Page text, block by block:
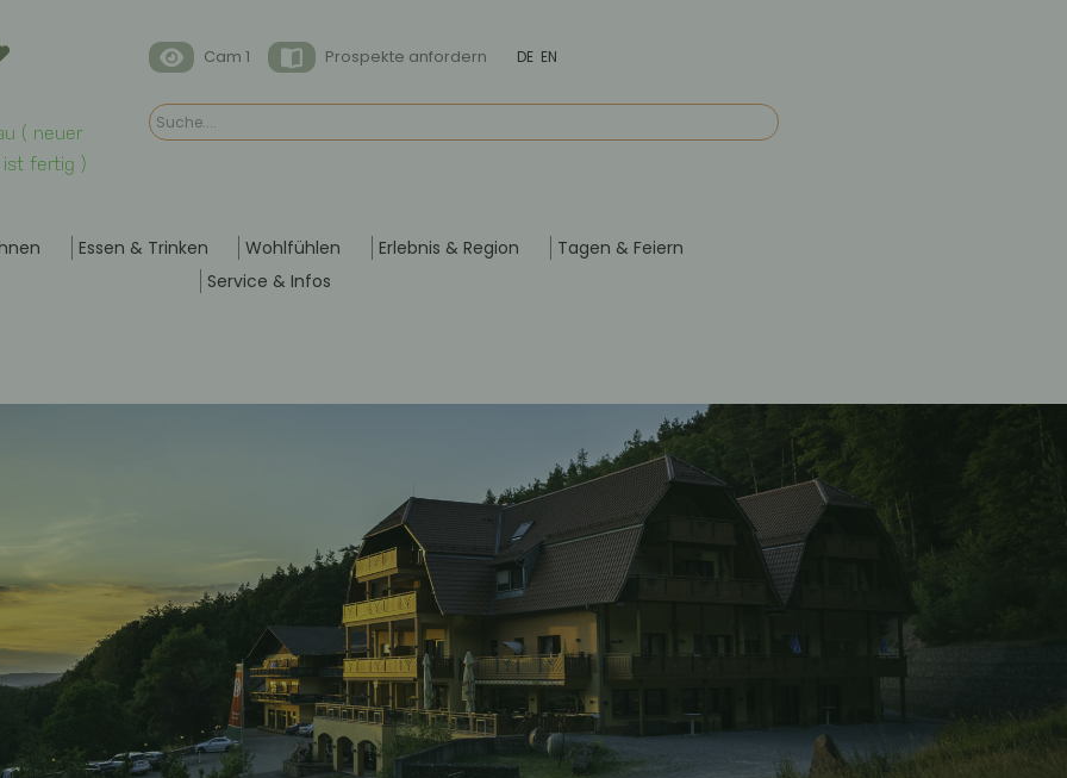
( neuer
ist fertig )
Cam 1 Prospekte anfordern DE EN
Essen & Trinken Wohlfühlen Erlebnis & Region
Tagen & Feiern
Service & Infos